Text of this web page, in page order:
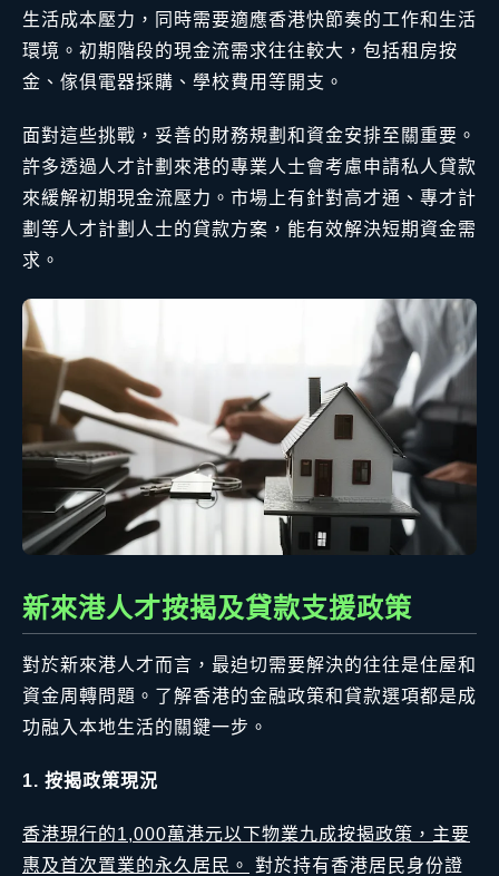
生活成本壓力，同時需要適應香港快節奏的工作和生活
環境。初期階段的現金流需求往往較大，包括租房按
金、傢俱電器採購、學校費用等開支。
面對這些挑戰，妥善的財務規劃和資金安排至關重要。
許多透過人才計劃來港的專業人士會考慮申請私人貸款
來緩解初期現金流壓力。市場上有針對高才通、專才計
劃等人才計劃人士的貸款方案，能有效解決短期資金需
求。
新來港人才按揭及貸款支援政策
對於新來港人才而言，最迫切需要解決的往往是住屋和
資金周轉問題。了解香港的金融政策和貸款選項都是成
功融入本地生活的關鍵一步。
1. 按揭政策現況
香港現行的1,000萬港元以下物業九成按揭政策，主要
惠及首次置業的永久居民。
對於持有香港居民身份證